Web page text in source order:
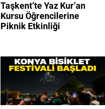
Taşkent’te Yaz Kur’an
Kursu Öğrencilerine
Piknik Etkinliği